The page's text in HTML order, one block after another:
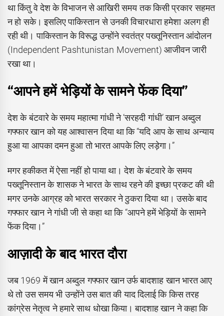
था किंतु वे देश के विभाजन से आखिरी समय तक किसी प्रकार सहमत
न हो सके। इसलिए पाकिस्तान से उनकी विचारधारा हमेशा अलग ही
रही थी। पाकिस्तान के विरूद्ध उन्होंने स्वतंत्र पख्तूनिस्तान आंदोलन
(Independent Pashtunistan Movement) आजीवन जारी
रखा था।
“आपने हमें भेड़ियों के सामने फेंक दिया”
देश के बंटवारे के समय महात्मा गांधी ने ‘सरहदी गांधी’ खान अब्दुल
गफ्फार खान को यह आश्वासन दिया था कि “यदि आप के साथ अन्याय
हुआ या आपका दमन हुआ तो भारत आपके लिए लड़ेगा।”
मगर हकीकत में ऐसा नहीं हो पाया था। देश के बंटवारे के समय
पख्तूनिस्तान के शासक ने भारत के साथ रहने की इच्छा प्रकट की थी
मगर उनके आग्रह को भारत सरकार ने ठुकरा दिया था। उसके बाद
गफ्फार खान ने गांधी जी से कहा था कि “आपने हमें भेड़ियों के सामने
फेंक दिया।”
आज़ादी के बाद भारत दौरा
जब 1969 में खान अब्दुल गफ्फार खान उर्फ बादशाह खान भारत आए
थे तो उस समय भी उन्होंने उस बात की याद दिलाई कि किस तरह
कांग्रेस नेतृत्व ने हमारे साथ धोखा किया। बादशाह खान ने कहा कि